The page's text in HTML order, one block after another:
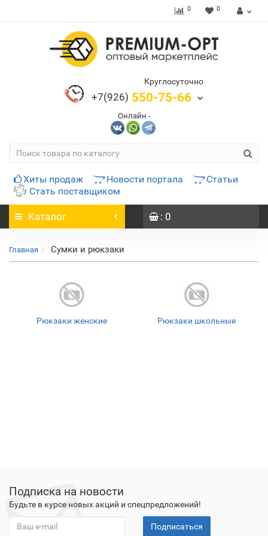
0 0
Круглосуточно
+7(926) 550-75-66
Онлайн -
Хиты продаж Новости портала
Статьи
Стать поставщиком
Каталог : 0
Главная Сумки и рюкзаки
Рюкзаки женские Рюкзаки школьные
Подписка на новости
Будьте в курсе новых акций и спецпредложений!
Подписаться